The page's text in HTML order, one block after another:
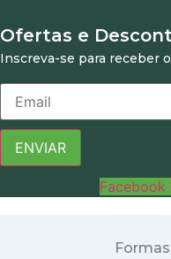
Ofertas e
Inscreva-se para receber
ENVIAR
Facebook